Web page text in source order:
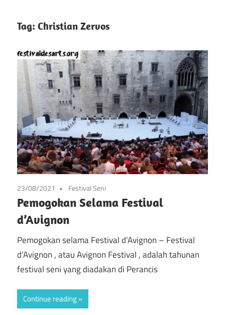
Situs
Festival
Pameran
Kesenian
Prancis
festival
kesenian
di
prancis
mulai
dari
seni,
musik,
dan
festival
lainnya
Tag: Christian Zervos
23/08/2021 Festival Seni
Pemogokan Selama Festival
d’Avignon
Pemogokan selama Festival d’Avignon – Festival
d’Avignon , atau Avignon Festival , adalah tahunan
festival seni yang diadakan di Perancis
Continue reading